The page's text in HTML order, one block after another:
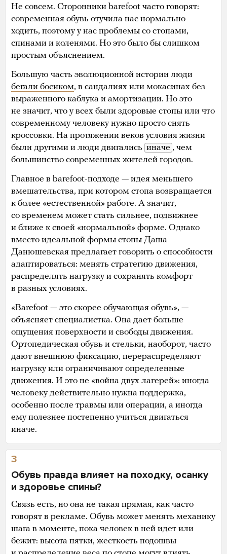
Не совсем. Сторонники barefoot часто говорят:
современная обувь отучила нас нормально
ходить, поэтому у нас проблемы со стопами,
спинами и коленями. Но это было бы слишком
простым объяснением.
Большую часть эволюционной истории люди
бегали босиком, в сандалиях или мокасинах без
выраженного каблука и амортизации. Но это
не значит, что у всех были здоровые стопы или что
современному человеку нужно просто снять
кроссовки. На протяжении веков условия жизни
были другими и люди двигались иначе , чем
большинство современных жителей городов.
Главное в barefoot-подходе — идея меньшего
вмешательства, при котором стопа возвращается
к более «естественной» работе. А значит,
со временем может стать сильнее, подвижнее
и ближе к своей «нормальной» форме. Однако
вместо идеальной формы стопы Даша
Данюшевская предлагает говорить о способности
адаптироваться: менять стратегию движения,
распределять нагрузку и сохранять комфорт
в разных условиях.
«Barefoot — это скорее обучающая обувь», —
объясняет специалистка. Она дает больше
ощущения поверхности и свободы движения.
Ортопедическая обувь и стельки, наоборот, часто
дают внешнюю фиксацию, перераспределяют
нагрузку или ограничивают определенные
движения. И это не «война двух лагерей»: иногда
человеку действительно нужна поддержка,
особенно после травмы или операции, а иногда
ему полезнее постепенно учиться двигаться
иначе.
3
Обувь правда влияет на походку, осанку
и здоровье спины?
Связь есть, но она не такая прямая, как часто
говорят в рекламе. Обувь может менять механику
шага в моменте, пока человек в ней идет или
бежит: высота пятки, жесткость подошвы